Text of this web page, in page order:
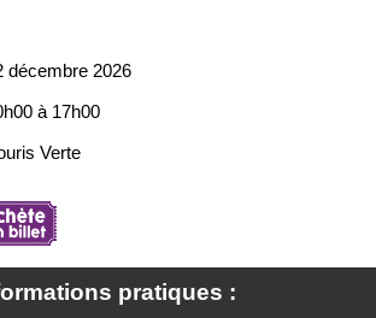
décembre 2026
à 17h00
Verte
pratiques :